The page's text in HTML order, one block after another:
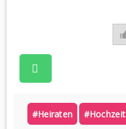
#heiraten #hochzeit